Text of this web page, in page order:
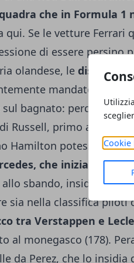
Cookie
che in Formula 1
qui. Se le vetture Ferrari
di essere
olandese, le
mandato in
sul bagnato: perché se ci
Russell, primo alle
Hamilton potesse
che inizia a
sbando, insidiando i
sia nella classifica
tra Verstappen e
al monegasco (178).
da Perez, che lo